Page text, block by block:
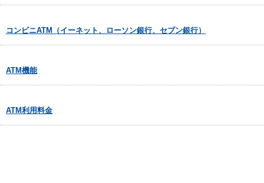
コンビニATM（イーネット、ローソン銀行、セブン銀行）
ATM機能
ATM利用料金